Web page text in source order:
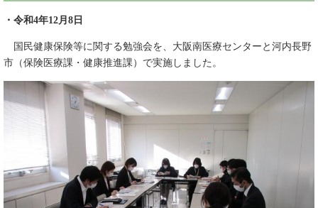
・令和4年12月8日
国民健康保険等に関する勉強会を、大阪南医療センターと河内長野
市（保険医療課・健康推進課）で実施しました。